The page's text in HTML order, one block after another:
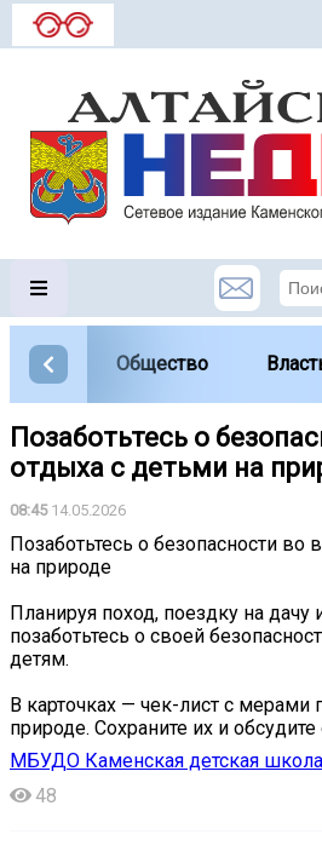
Общество
Позаботьтесь о
отдыха с детьми на
08:4514.05.2026
Позаботьтесь о безопасности во
на природе
Планируя поход, поездку на дачу
позаботьтесь о своей
детям.
В карточках — чек-лист с мерами
природе. Сохраните их и
МБУДО Каменская детская школа
48